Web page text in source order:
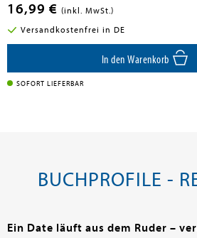
16,99 € (inkl. MwSt.)
Versandkostenfrei in DE
In den Warenkorb
SOFORT LIEFERBAR
BUCHPROFILE -
Ein Date läuft aus dem Ruder –